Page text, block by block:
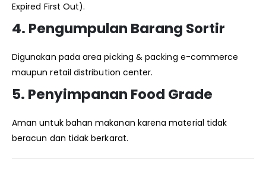
Expired First Out).
4. Pengumpulan Barang Sortir
Digunakan pada area picking & packing e-commerce
maupun retail distribution center.
5. Penyimpanan Food Grade
Aman untuk bahan makanan karena material tidak
beracun dan tidak berkarat.